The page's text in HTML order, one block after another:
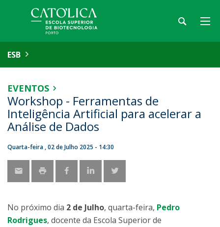
ESB
EVENTOS
Workshop - Ferramentas de
Inteligência Artificial para acelerar a
Análise de Dados
Quarta-feira , 02 de Julho 2025 - 14:30
No próximo dia 2 de Julho, quarta-feira, Pedro
Rodrigues, docente da Escola Superior de